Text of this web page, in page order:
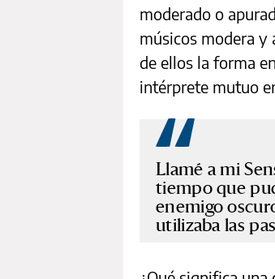
moderado o
músicos modera y
de ellos la forma
intérprete mutuo
Llamé a mi
tiempo que
enemigo
utilizaba las